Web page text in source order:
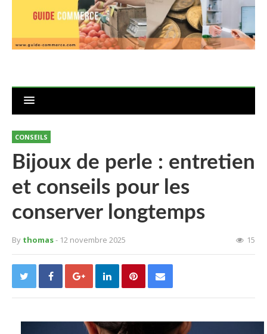
CONSEILS
Bijoux de perle : entretien
et conseils pour les
conserver longtemps
By thomas- 12 novembre 2025 15